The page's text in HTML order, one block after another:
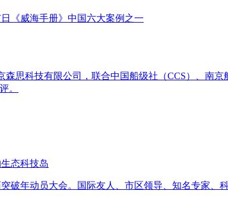
《威海手册》中国六大案例之一
思科技有限公司，联合中国船级社（CCS）、南
。
态科技岛
破年动员大会。国际友人、市区领导、知名专家、